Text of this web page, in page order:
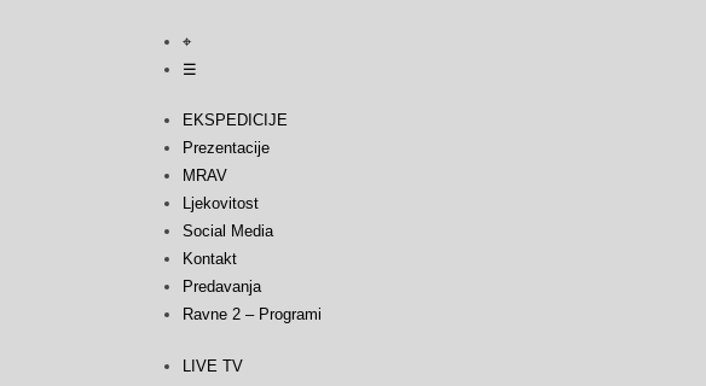
⌖
☰
EKSPEDICIJE
Prezentacije
MRAV
Ljekovitost
Social Media
Kontakt
Predavanja
Ravne 2 – Programi
LIVE TV